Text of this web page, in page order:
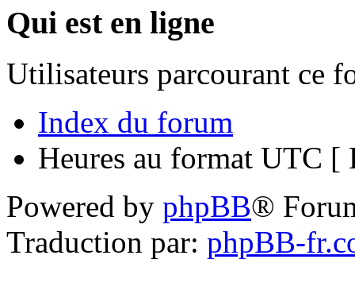
Qui est en ligne
Utilisateurs parcourant ce
Index du forum
Heures au format UTC [
Powered by phpBB®
Traduction par: phpBB-